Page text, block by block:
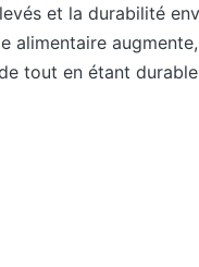
et la durabilité
tout en étant